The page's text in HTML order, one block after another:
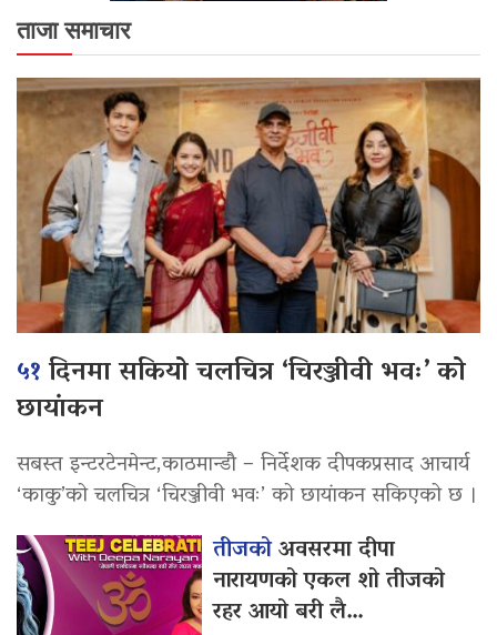
ताजा समाचार
५१दिनमा सकियो चलचित्र ‘चिरञ्जीवी भवः’ को
छायांकन
सबस्त इन्टरटेनमेन्ट,काठमान्डौ – निर्देशक दीपकप्रसाद आचार्य
‘काकु’को चलचित्र ‘चिरञ्जीवी भवः’ को छायांकन सकिएको छ ।
तीजकोअवसरमा दीपा
नारायणको एकल शो तीजको
रहर आयो बरी लै…